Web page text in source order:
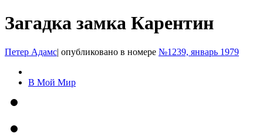
Загадка замка Карентин
Петер Адамс| опубликовано в номере №1239, январь 1979
В Мой Мир